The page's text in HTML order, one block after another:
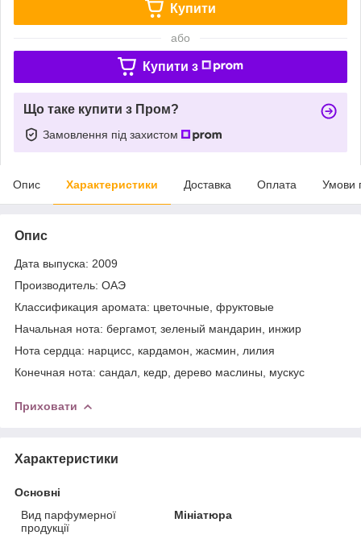
Купити
або
Купити з
Що таке купити з Пром?
Замовлення під захистом
Опис Характеристики Доставка Оплата Умови
Опис
Дата выпуска: 2009
Производитель: ОАЭ
Классификация аромата: цветочные, фруктовые
Начальная нота: бергамот, зеленый мандарин, инжир
Нота сердца: нарцисс, кардамон, жасмин, лилия
Конечная нота: сандал, кедр, дерево маслины, мускус
Приховати
Характеристики
Основні
Вид парфумерної
продукції
Мініатюра